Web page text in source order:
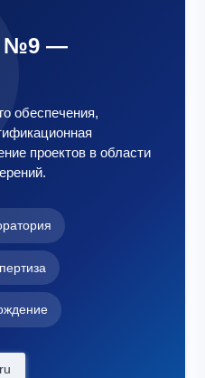
№9 —
обеспечения,
проектов в области